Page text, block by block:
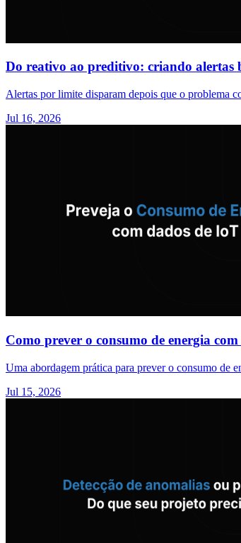
Do reativo ao preditivo: criando alertas
Alertas por limite disparam depois que o problema
Jul 16, 2026
Como prever o consumo de energia
Uma abordagem prática para prever o consumo de
Jul 15, 2026